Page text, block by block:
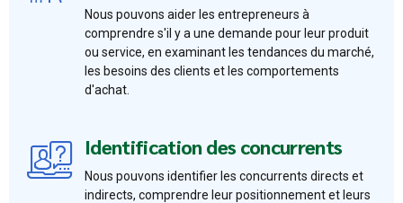
Nous pouvons aider les entrepreneurs à
comprendre s'il y a une demande pour leur produit
ou service, en examinant les tendances du marché,
les besoins des clients et les comportements
d'achat.
Identification des concurrents
Nous pouvons identifier les concurrents directs et
indirects, comprendre leur positionnement et leurs